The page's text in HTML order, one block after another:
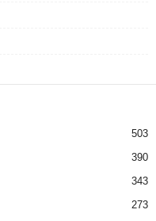
503
390
343
273